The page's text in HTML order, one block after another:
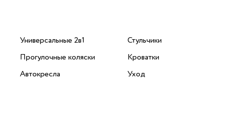
Универсальные 2в1
Прогулочные коляски
Автокресла
Стульчики
Кроватки
Уход